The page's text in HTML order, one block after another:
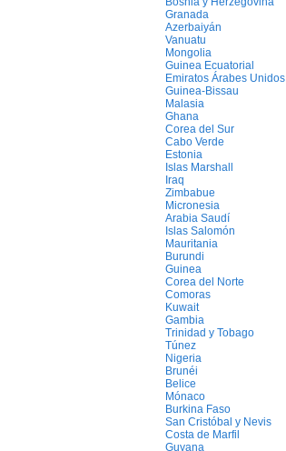
Granada
Azerbaiyán
Vanuatu
Mongolia
Guinea Ecuatorial
Emiratos Árabes Unidos
Guinea-Bissau
Malasia
Ghana
Corea del Sur
Cabo Verde
Estonia
Islas Marshall
Iraq
Zimbabue
Micronesia
Arabia Saudí
Islas Salomón
Mauritania
Burundi
Guinea
Corea del Norte
Comoras
Kuwait
Gambia
Trinidad y Tobago
Túnez
Nigeria
Brunéi
Belice
Mónaco
Burkina Faso
San Cristóbal y Nevis
Costa de Marfil
Guyana